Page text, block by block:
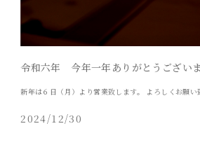
令和六年 今年一年ありがとうござい
新年は６日（月）より営業致します。 よろしくお願い
2024/12/30